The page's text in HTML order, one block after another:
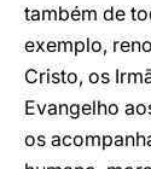
também de
exemplo,
Cristo, os
Evangelho
os